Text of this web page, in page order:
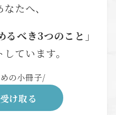
たへ、
べき3つのこと」
ています。
の小冊子/
け取る